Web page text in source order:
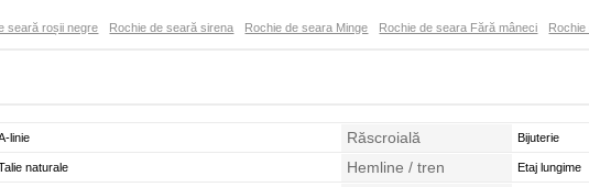
seară roșii negre Rochie de seară sirena Rochie de seara Minge Rochie de seara Fără mâneci
linie Răscroială Bijuterie
naturale Hemline / tren Etaj lungime